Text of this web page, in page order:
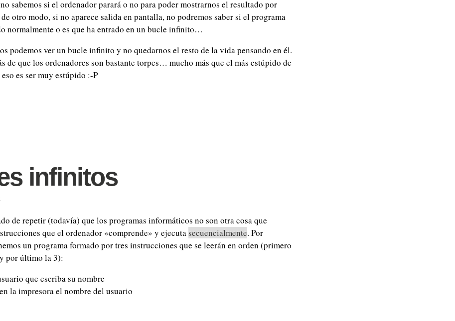
sabemos si el ordenador parará o no para poder mostrarnos el resultado por
otro modo, si no aparece salida en pantalla, no podremos saber si el programa
normalmente o es que ha entrado en un bucle infinito…
podemos ver un bucle infinito y no quedarnos el resto de la vida pensando en él.
de que los ordenadores son bastante torpes… mucho más que el más estúpido de
es ser muy estúpido :-P
infinitos
de repetir (todavía) que los programas informáticos no son otra cosa que
que el ordenador «comprende» y ejecuta secuencialmente. Por
un programa formado por tres instrucciones que se leerán en orden (primero
por último la 3):
que escriba su nombre
la impresora el nombre del usuario